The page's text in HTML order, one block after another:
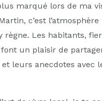
marqué lors de ma
c’est
règne. Les habitants,
un plaisir de
et leurs anecdotes avec